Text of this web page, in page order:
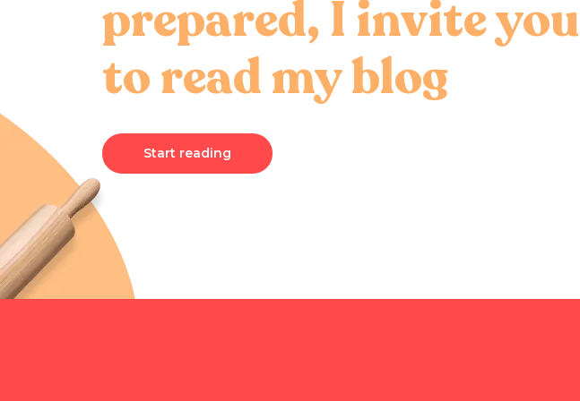
prepared, I invite you
to read my blog
Start reading